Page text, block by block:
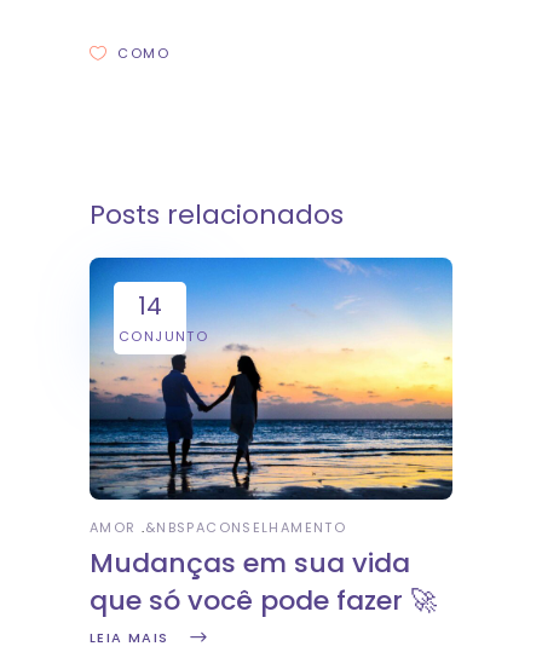
COMO
Posts relacionados
14
CONJUNTO
AMOR &NBSPACONSELHAMENTO
Mudanças em sua vida
que só você pode fazer 🚀
LEIA MAIS